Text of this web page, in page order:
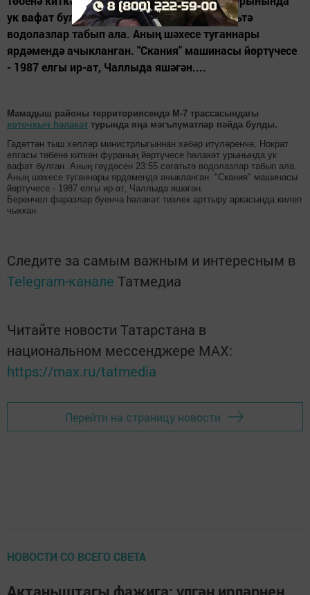
ук вафат булган. Аның гәүдәсен 23:55 сәгатьтә
водолазлар табып ала. Аның шәхесе туганнары
ярдәмендә ачыкланган. "Скания" машинасы йөртүчесе
- 1987 елгы ир-ат, Чаллыда яшәгән....
Мамадыш районы территориясендә М-7 трассасындагы
коточкыч һәлакәт турында яңа мәгълүматлар пәйда булды.
Гадәттән тыш хәлләр министрлыгыннан хәбәр итүләренчә, Нократ
елгасы төбенә киткән фураның йөртүчесе һәлакәт урынында ук
вафат булган. Аның гәүдәсен 23:55 сәгатьтә водолазлар табып ала.
Аның шәхесе туганнары ярдәмендә ачыкланган. "Скания" машинасы
йөртүчесе - 1987 елгы ир-ат, Чаллыда яшәгән.
Беренчел фаразлар буенча һәлакәт тизлек арттыру аркасында килеп
чыккан.
Следите за самым важным и интересным в
Telegram-канале Татмедиа
Читайте новости Татарстана в
национальном мессенджере MАХ:
https://max.ru/tatmedia
Перейти на страницу новости
НОВОСТИ СО ВСЕГО СВЕТА